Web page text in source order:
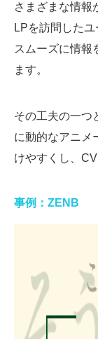
さまざまな情報
LPを訪問した
スムーズに情報
ます。
その工夫の一つ
に動的なアニメ
けやすくし、
事例：ZENB